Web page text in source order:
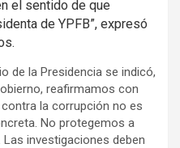
el sentido de que
de YPFB”, expresó
de la Presidencia se indicó,
reafirmamos con
la corrupción no es
No protegemos a
investigaciones deben